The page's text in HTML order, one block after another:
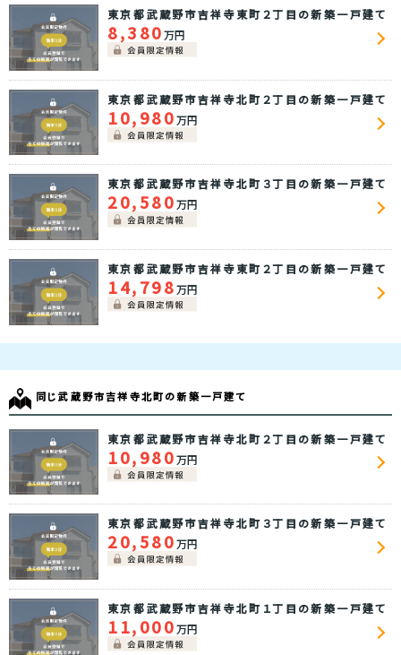
東京都武蔵野市吉祥寺東町２丁目の新築一戸建て
8,380万円
東京都武蔵野市吉祥寺北町２丁目の新築一戸建て
10,980万円
東京都武蔵野市吉祥寺北町３丁目の新築一戸建て
20,580万円
東京都武蔵野市吉祥寺東町２丁目の新築一戸建て
14,798万円
同じ武蔵野市吉祥寺北町の新築一戸建て
東京都武蔵野市吉祥寺北町２丁目の新築一戸建て
10,980万円
東京都武蔵野市吉祥寺北町３丁目の新築一戸建て
20,580万円
東京都武蔵野市吉祥寺北町１丁目の新築一戸建て
11,000万円